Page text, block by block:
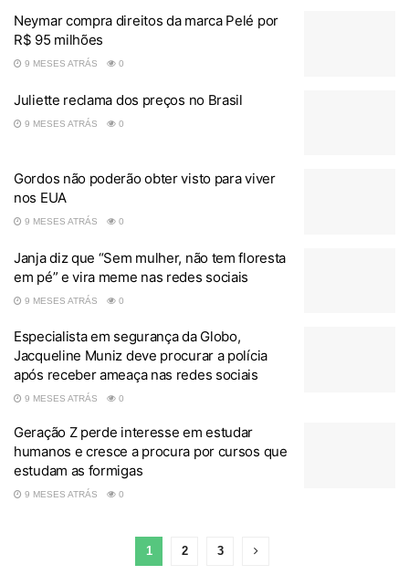
Neymar compra direitos da marca Pelé por
R$ 95 milhões
9 MESES ATRÁS 0
Juliette reclama dos preços no Brasil
9 MESES ATRÁS 0
Gordos não poderão obter visto para viver
nos EUA
9 MESES ATRÁS 0
Janja diz que “Sem mulher, não tem floresta
em pé” e vira meme nas redes sociais
9 MESES ATRÁS 0
Especialista em segurança da Globo,
Jacqueline Muniz deve procurar a polícia
após receber ameaça nas redes sociais
9 MESES ATRÁS 0
Geração Z perde interesse em estudar
humanos e cresce a procura por cursos que
estudam as formigas
9 MESES ATRÁS 0
1 2 3